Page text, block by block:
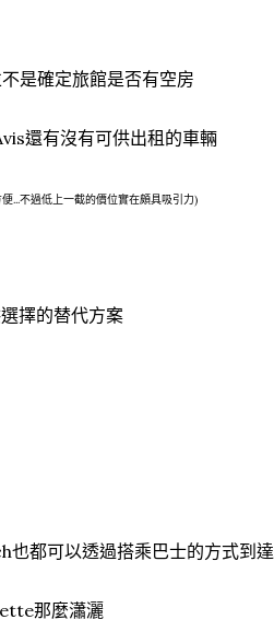
是確定旅館是否有空房
還有沒有可供出租的車輛
...不過低上一截的價位實在頗具吸引力)
擇的替代方案
都可以透過搭乘巴士的方式到達
那麼瀟灑